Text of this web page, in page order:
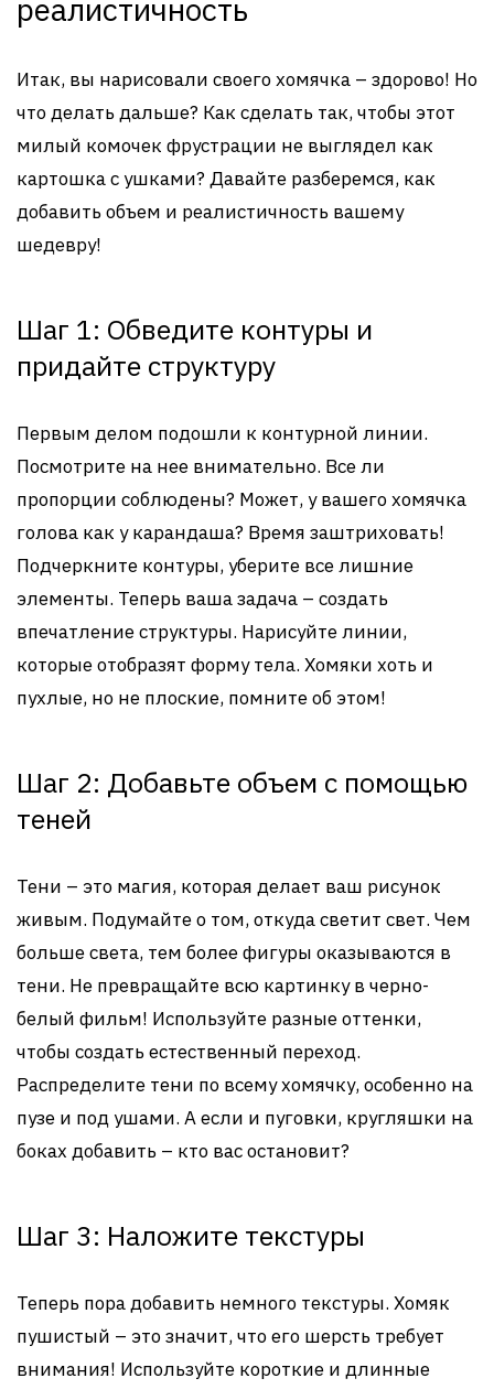
реалистичность
Итак, вы нарисовали своего хомячка – здорово! Но
что делать дальше? Как сделать так, чтобы этот
милый комочек фрустрации не выглядел как
картошка с ушками? Давайте разберемся, как
добавить объем и реалистичность вашему
шедевру!
Шаг 1: Обведите контуры и
придайте структуру
Первым делом подошли к контурной линии.
Посмотрите на нее внимательно. Все ли
пропорции соблюдены? Может, у вашего хомячка
голова как у карандаша? Время заштриховать!
Подчеркните контуры, уберите все лишние
элементы. Теперь ваша задача – создать
впечатление структуры. Нарисуйте линии,
которые отобразят форму тела. Хомяки хоть и
пухлые, но не плоские, помните об этом!
Шаг 2: Добавьте объем с помощью
теней
Тени – это магия, которая делает ваш рисунок
живым. Подумайте о том, откуда светит свет. Чем
больше света, тем более фигуры оказываются в
тени. Не превращайте всю картинку в черно-
белый фильм! Используйте разные оттенки,
чтобы создать естественный переход.
Распределите тени по всему хомячку, особенно на
пузе и под ушами. А если и пуговки, кругляшки на
боках добавить – кто вас остановит?
Шаг 3: Наложите текстуры
Теперь пора добавить немного текстуры. Хомяк
пушистый – это значит, что его шерсть требует
внимания! Используйте короткие и длинные